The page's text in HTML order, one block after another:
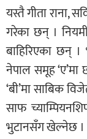
यस्तै गीता राना,
गरेका छन् ।
बाहिरिएका छन् ।
नेपाल समूह
‘बी’मा साबिक
साफ
भुटानसँग खेल्नेछ ।